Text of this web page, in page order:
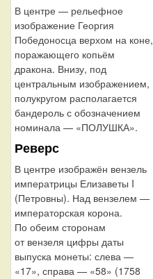
В центре — рельефное
изображение Георгия
Победоносца верхом на коне,
поражающего копьём
дракона. Внизу, под
центральным изображением,
полукругом располагается
бандероль с обозначением
номинала — «ПОЛУШКА».
Реверс
В центре изображён вензель
императрицы Елизаветы I
(Петровны). Над вензелем —
императорская корона.
По обеим сторонам
от вензеля цифры даты
выпуска монеты: слева —
«17», справа — «58» (1758